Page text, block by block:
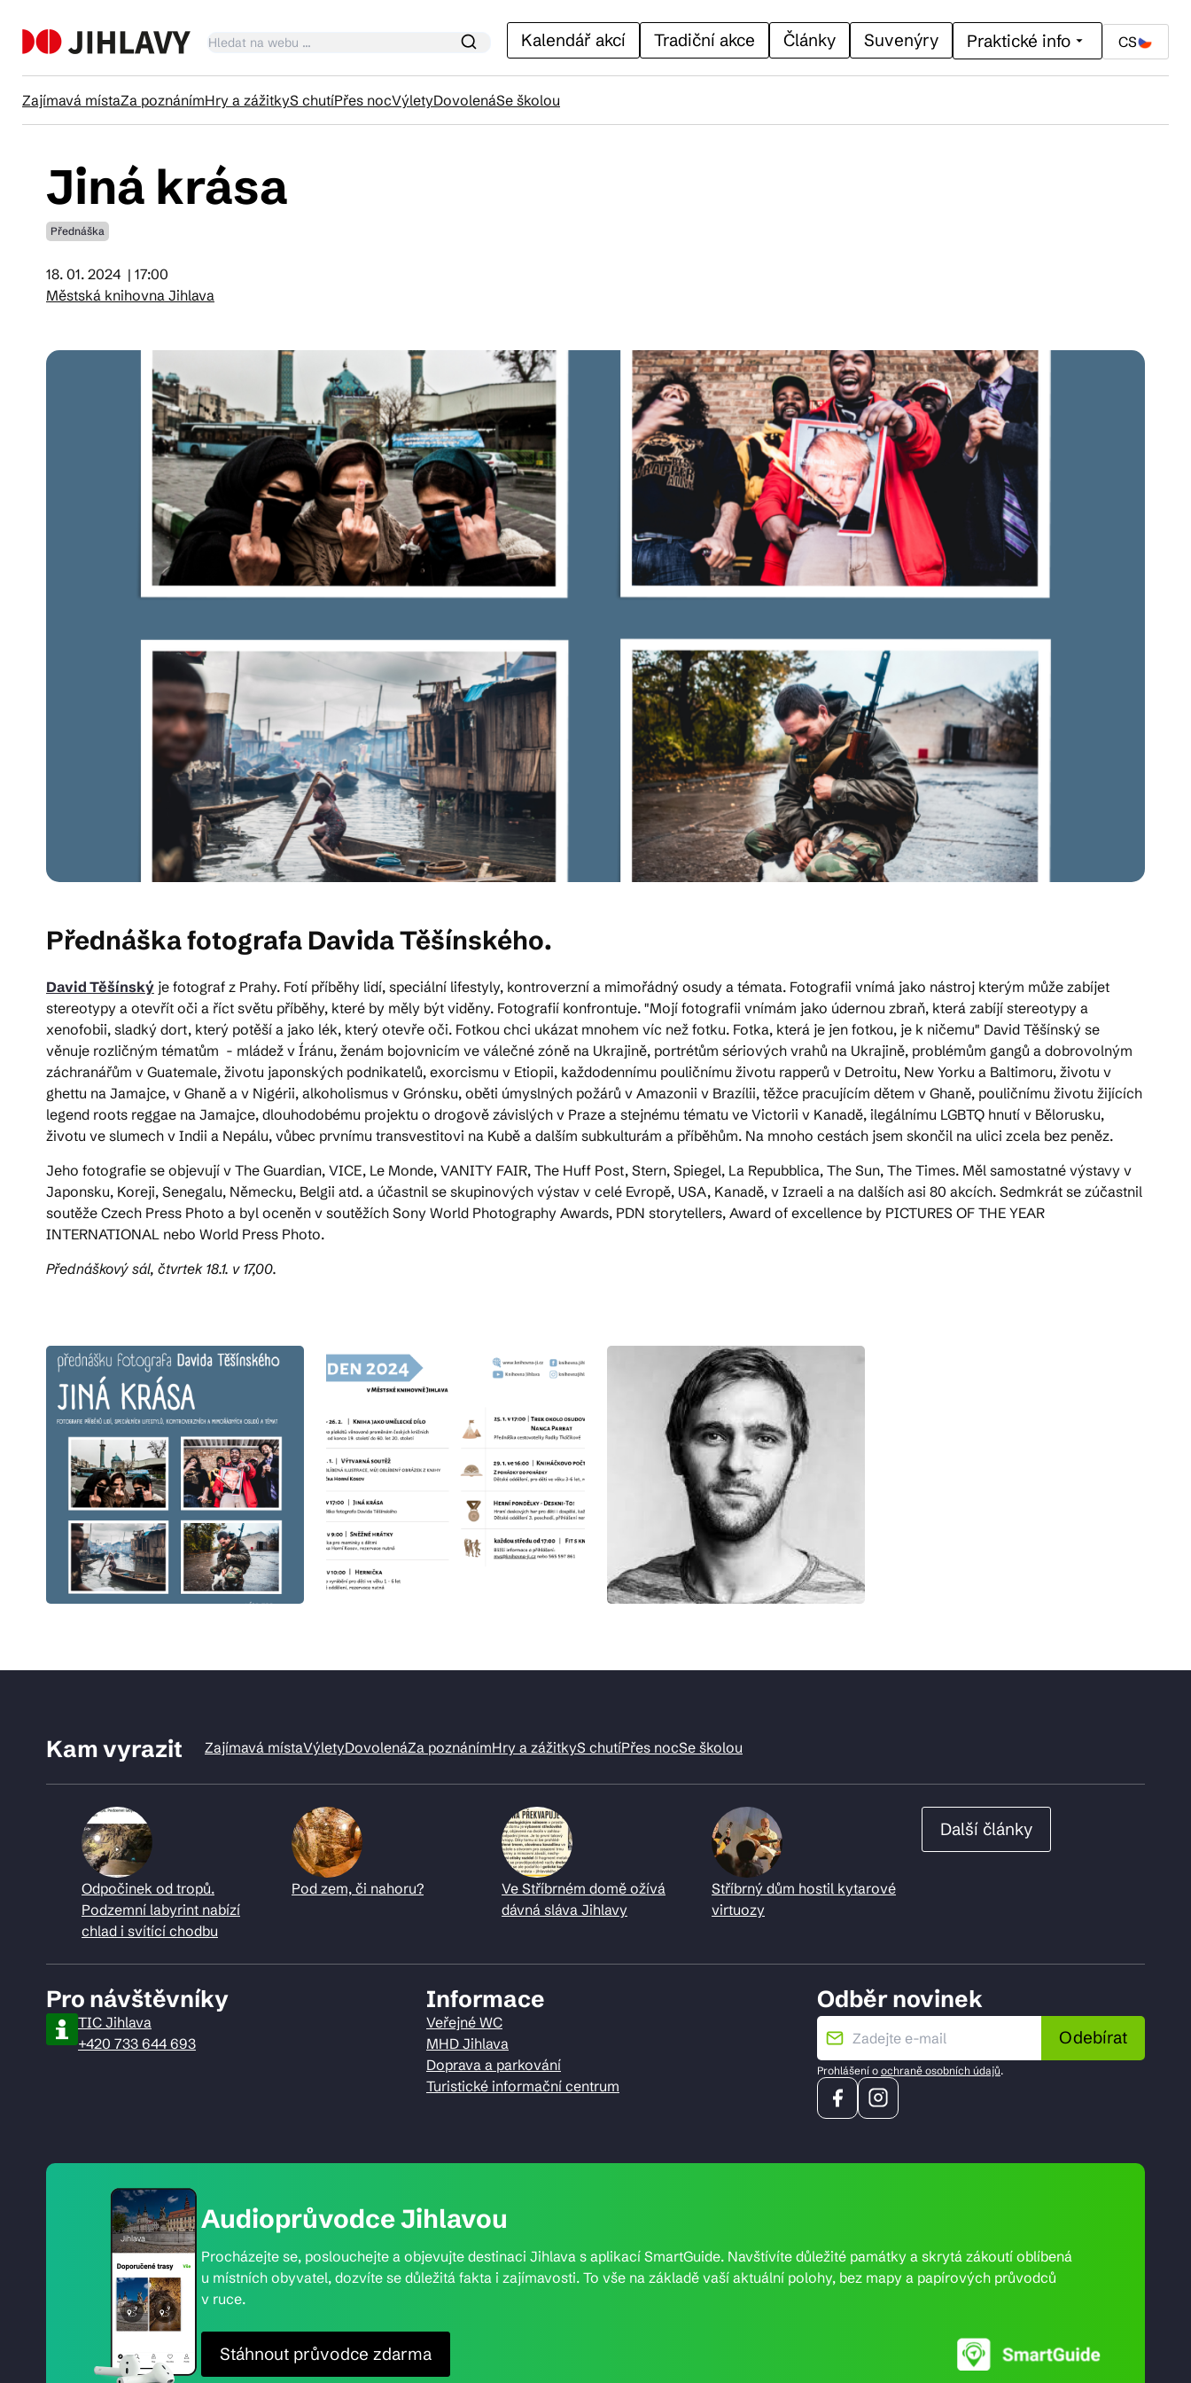
Kalendář akcí Tradiční akce Články Suvenýry Praktické info CS
Zajímavá místaZa poznánímHry a zážitkyS chutíPřes nocVýletyDovolenáSe školou
Suvenýry
Praktické info
Kam vyrazit
CS DE
© 2026 Brána Jihlavy
Jiná krása
Přednáška
18. 01. 2024 | 17:00
Městská knihovna Jihlava
Přednáška fotografa Davida Těšínského.
David Těšínský je fotograf z Prahy. Fotí příběhy lidí, speciální lifestyly, kontroverzní a mimořádný osudy a témata. Fotografii vnímá jako nástroj kterým může zabíjet
stereotypy a otevřít oči a říct světu příběhy, které by měly být viděny. Fotografií konfrontuje. "Mojí fotografii vnímám jako údernou zbraň, která zabíjí stereotypy a
xenofobii, sladký dort, který potěší a jako lék, který otevře oči. Fotkou chci ukázat mnohem víc než fotku. Fotka, která je jen fotkou, je k ničemu" David Těšínský se
věnuje rozličným tématům - mládež v Íránu, ženám bojovnicím ve válečné zóně na Ukrajině, portrétům sériových vrahů na Ukrajině, problémům gangů a dobrovolným
záchranářům v Guatemale, životu japonských podnikatelů, exorcismu v Etiopii, každodennímu pouličnímu životu rapperů v Detroitu, New Yorku a Baltimoru, životu v
ghettu na Jamajce, v Ghaně a v Nigérii, alkoholismus v Grónsku, oběti úmyslných požárů v Amazonii v Brazílii, těžce pracujícím dětem v Ghaně, pouličnímu životu žijících
legend roots reggae na Jamajce, dlouhodobému projektu o drogově závislých v Praze a stejnému tématu ve Victorii v Kanadě, ilegálnímu LGBTQ hnutí v Bělorusku,
životu ve slumech v Indii a Nepálu, vůbec prvnímu transvestitovi na Kubě a dalším subkulturám a příběhům. Na mnoho cestách jsem skončil na ulici zcela bez peněz.
Jeho fotografie se objevují v The Guardian, VICE, Le Monde, VANITY FAIR, The Huff Post, Stern, Spiegel, La Repubblica, The Sun, The Times. Měl samostatné výstavy v
Japonsku, Koreji, Senegalu, Německu, Belgii atd. a účastnil se skupinových výstav v celé Evropě, USA, Kanadě, v Izraeli a na dalších asi 80 akcích. Sedmkrát se zúčastnil
soutěže Czech Press Photo a byl oceněn v soutěžích Sony World Photography Awards, PDN storytellers, Award of excellence by PICTURES OF THE YEAR
INTERNATIONAL nebo World Press Photo.
Přednáškový sál, čtvrtek 18.1. v 17,00.
Kam vyrazit Zajímavá místaVýletyDovolenáZa poznánímHry a zážitkyS chutíPřes nocSe školou
Odpočinek od tropů.
Podzemní labyrint nabízí
chlad i svítící chodbu
Pod zem, či nahoru?
Ve Stříbrném domě ožívá
dávná sláva Jihlavy
Stříbrný dům hostil kytarové
virtuozy
Další články
Pro návštěvníky
TIC Jihlava
+420 733 644 693
Informace
Veřejné WC
MHD Jihlava
Doprava a parkování
Turistické informační centrum
Odběr novinek
Odebírat
Prohlášení o ochraně osobních údajů.
Audioprůvodce Jihlavou
Procházejte se, poslouchejte a objevujte destinaci Jihlava s aplikací SmartGuide. Navštívíte důležité památky a skrytá zákoutí oblíbená
u místních obyvatel, dozvíte se důležitá fakta i zajímavosti. To vše na základě vaší aktuální polohy, bez mapy a papírových průvodců
v ruce.
Stáhnout průvodce zdarma